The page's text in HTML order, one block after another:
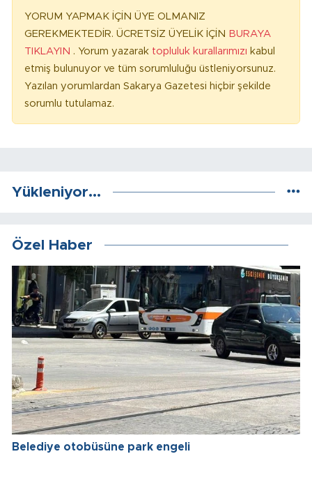
YORUM YAPMAK İÇİN ÜYE OLMANIZ
GEREKMEKTEDİR. ÜCRETSİZ ÜYELİK İÇİN BURAYA
TIKLAYIN . Yorum yazarak topluluk kurallarımızı kabul
etmiş bulunuyor ve tüm sorumluluğu üstleniyorsunuz.
Yazılan yorumlardan Sakarya Gazetesi hiçbir şekilde
sorumlu tutulamaz.
Yükleniyor...
Özel Haber
Belediye otobüsüne park engeli